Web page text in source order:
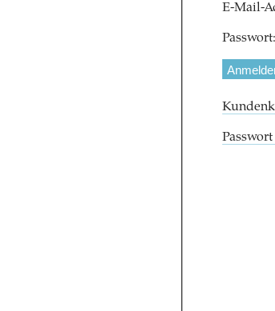
E-Mail-
Passwort:
Passwort